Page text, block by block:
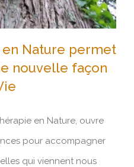
nouvelle façon
la Vie
Nature permet
nouvelle façon
en Nature, ouvre
pour accompagner
qui viennent nous